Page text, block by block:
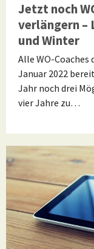
Jetzt noch
verlängern –
und Winter
Alle WO-
Januar 2022
Jahr noch drei
vier Jahre zu…